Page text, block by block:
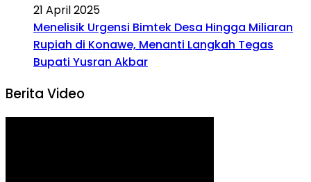
21 April 2025
Menelisik Urgensi Bimtek Desa Hingga Miliaran
Rupiah di Konawe, Menanti Langkah Tegas
Bupati Yusran Akbar
Berita Video